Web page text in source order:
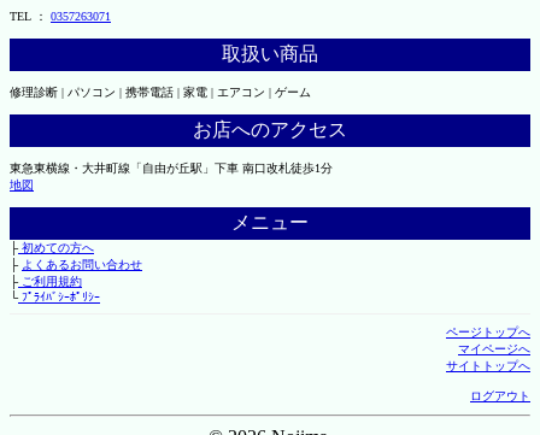
TEL ： 0357263071
取扱い商品
修理診断 | パソコン | 携帯電話 | 家電 | エアコン | ゲーム
お店へのアクセス
東急東横線・大井町線「自由が丘駅」下車 南口改札徒歩1分
地図
メニュー
├初めての方へ
├ よくあるお問い合わせ
├ご利用規約
└ﾌﾟﾗｲﾊﾞｼｰﾎﾟﾘｼｰ
ページトップへ
マイページへ
サイトトップへ
ログアウト